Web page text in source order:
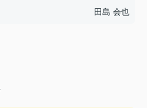
田島 会也